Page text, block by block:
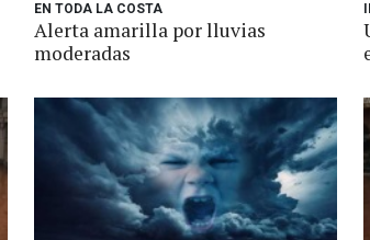
EN TODA LA COSTA
Alerta amarilla por lluvias
moderadas